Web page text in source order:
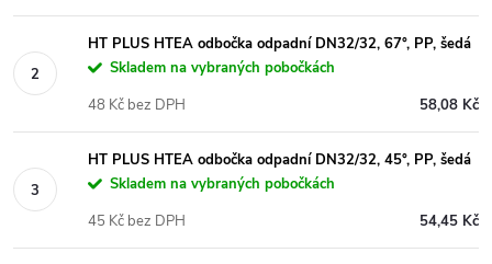
HT PLUS HTEA odbočka odpadní DN32/32, 67°, PP, šedá
Skladem na vybraných pobočkách
58,08 Kč
48 Kč bez DPH
HT PLUS HTEA odbočka odpadní DN32/32, 45°, PP, šedá
Skladem na vybraných pobočkách
54,45 Kč
45 Kč bez DPH